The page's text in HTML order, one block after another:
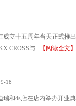
成立十五周年当天正式推
CROSS与... 【阅读全文】
18
瑞和4s店在店内举办开业